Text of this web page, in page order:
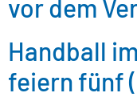
vor dem
Handball
feiern fünf